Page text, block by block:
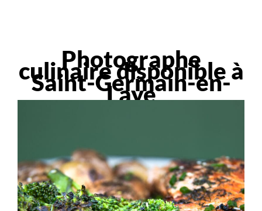
Photographe
culinaire disponible à
Saint-Germain-en-
Laye